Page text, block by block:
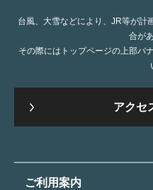
台風、大雪などにより、JR等が計
合が
その際にはトップページの上部バ
アクセ
ご利用案内